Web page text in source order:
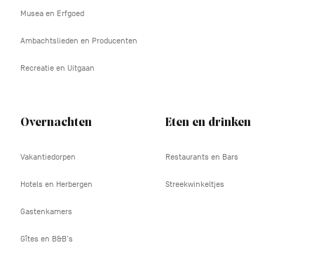
Musea en Erfgoed
Ambachtslieden en Producenten
Recreatie en Uitgaan
Overnachten
Vakantiedorpen
Hotels en Herbergen
Gastenkamers
Gîtes en B&B's
Eten en drinken
Restaurants en Bars
Streekwinkeltjes